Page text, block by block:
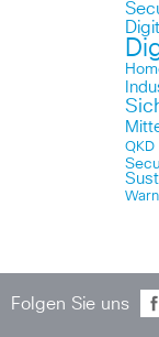
QKD
Folgen Sie uns